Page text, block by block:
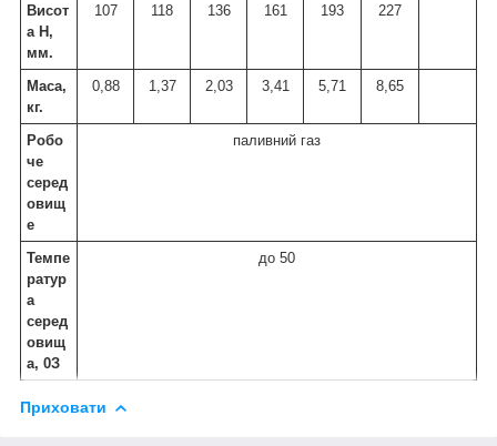
Висот
а Н,
мм.
107 118 136 161 193 227
Маса,
кг.
0,88 1,37 2,03 3,41 5,71 8,65
Робо
че
серед
овищ
е
паливний газ
Темпе
ратур
а
серед
овищ
а, 0З
до 50
Приховати